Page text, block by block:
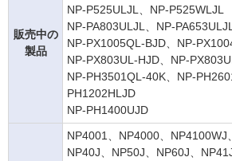
販売中の
製品
NP-P525ULJL、NP-P525WLJL
NP-PA803ULJL、NP-PA653ULJL
NP-PX1005QL-BJD、NP-
NP-PX803UL-HJD、NP-
NP-PH3501QL-40K、NP-
PH1202HLJD
NP-PH1400UJD
NP4001、NP4000、NP4100WJ
NP40J、NP50J、NP60J、